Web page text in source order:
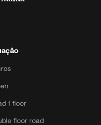
1 floor
floor road